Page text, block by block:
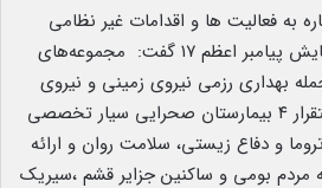
به فعالیت ها و اقدامات غیر نظامی
سپاه طی زمان برگزاری رزمایش پیامبر اعظم ۱۷ گفت: مجموعه‌های
بهداری رزمی نیروی زمینی و نیروی
دریایی سپاه مبادرت به استقرار ۴ بیمارستان صحرایی سیار تخصصی
و دفاع زیستی، سلامت روان و ارائه
بومی و ساکنین جزایر قشم ،سیریک